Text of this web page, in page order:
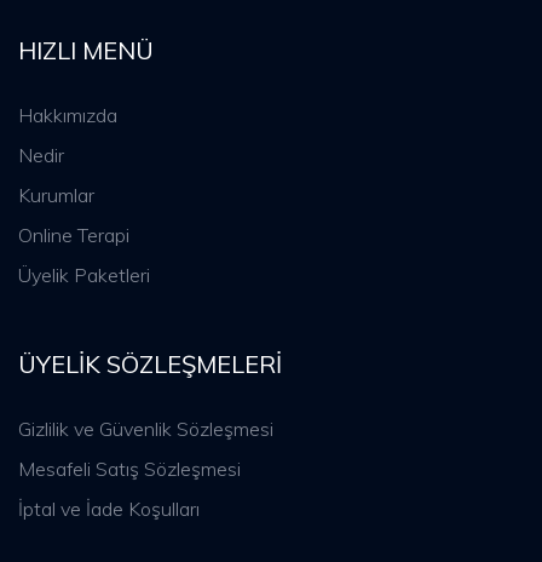
HIZLI MENÜ
Hakkımızda
Nedir
Kurumlar
Online Terapi
Üyelik Paketleri
ÜYELIK SÖZLEŞMELERI
Gizlilik ve Güvenlik Sözleşmesi
Mesafeli Satış Sözleşmesi
İptal ve İade Koşulları